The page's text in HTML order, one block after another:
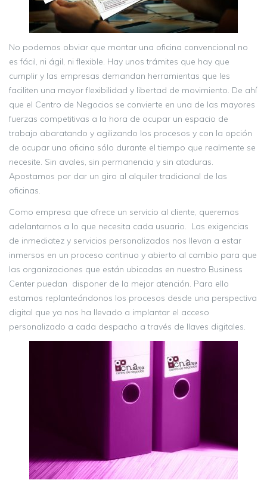
No podemos obviar que montar una oficina convencional no
es fácil, ni ágil, ni flexible. Hay unos trámites que hay que
cumplir y las empresas demandan herramientas que les
faciliten una mayor flexibilidad y libertad de movimiento. De ahí
que el Centro de Negocios se convierte en una de las mayores
fuerzas competitivas a la hora de ocupar un espacio de
trabajo abaratando y agilizando los procesos y con la opción
de ocupar una oficina sólo durante el tiempo que realmente se
necesite. Sin avales, sin permanencia y sin ataduras.
Apostamos por dar un giro al alquiler tradicional de las
oficinas.
Como empresa que ofrece un servicio al cliente, queremos
adelantarnos a lo que necesita cada usuario. Las exigencias
de inmediatez y servicios personalizados nos llevan a estar
inmersos en un proceso continuo y abierto al cambio para que
las organizaciones que están ubicadas en nuestro Business
Center puedan disponer de la mejor atención. Para ello
estamos replanteándonos los procesos desde una perspectiva
digital que ya nos ha llevado a implantar el acceso
personalizado a cada despacho a través de llaves digitales.